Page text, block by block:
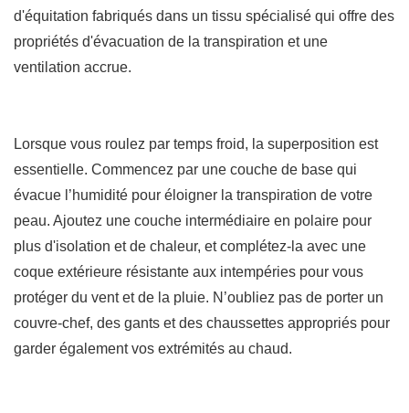
d'équitation fabriqués dans un tissu spécialisé qui offre des
propriétés d'évacuation de la transpiration et une
ventilation accrue.
Lorsque vous roulez par temps froid, la superposition est
essentielle. Commencez par une couche de base qui
évacue l’humidité pour éloigner la transpiration de votre
peau. Ajoutez une couche intermédiaire en polaire pour
plus d'isolation et de chaleur, et complétez-la avec une
coque extérieure résistante aux intempéries pour vous
protéger du vent et de la pluie. N’oubliez pas de porter un
couvre-chef, des gants et des chaussettes appropriés pour
garder également vos extrémités au chaud.